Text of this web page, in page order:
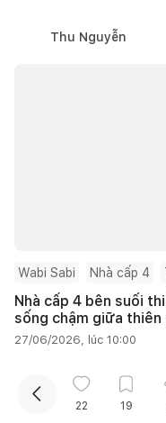
Thu Nguyễn
Wabi Sabi Nhà cấp 4
Nhà cấp 4 bên suối
sống chậm giữa thiên
27/06/2026, lúc 10:00
Nguyễn Thu Hằng
22 19